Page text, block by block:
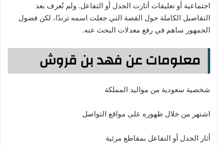
اجتماعية أو تعليقات أثارت الجدل أو التفاعل. ولم تُعرف بعد
التفاصيل الكاملة حول القصة التي جعلت اسمه ترندًا، لكن فضول
الجمهور ساهم في رفع معدلات البحث عنه.
معلومات عن فهد بن قروش
شخصية سعودية من مواليد المملكة
اشتهر من خلال ظهوره على مواقع التواصل
أثار الجدل أو التفاعل بمقاطع مرئية